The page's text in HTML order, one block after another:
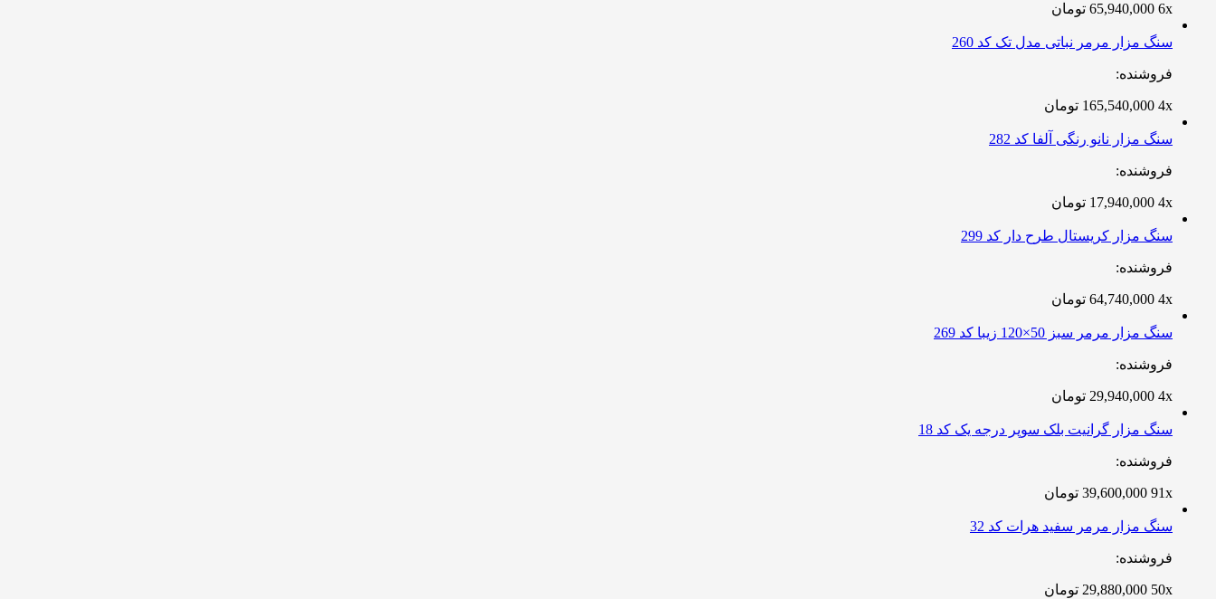
6x
65,940,000 تومان
سنگ مزار مرمر نباتی مدل تک کد 260
فروشنده:
4x
165,540,000 تومان
سنگ مزار نانو رنگی آلفا کد 282
فروشنده:
4x
17,940,000 تومان
سنگ مزار کریستال طرح دار کد 299
فروشنده:
4x
64,740,000 تومان
سنگ مزار مرمر سبز 50×120 زیبا کد 269
فروشنده:
4x
29,940,000 تومان
سنگ مزار گرانیت بلک سوپر درجه یک کد 18
فروشنده:
91x
39,600,000 تومان
سنگ مزار مرمر سفید هرات کد 32
فروشنده:
50x
29,880,000 تومان